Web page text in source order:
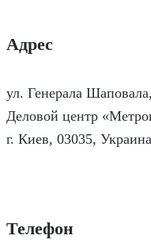
Адрес
ул. Генерала
Деловой центр
г. Киев, 03035, Украина
Телефон